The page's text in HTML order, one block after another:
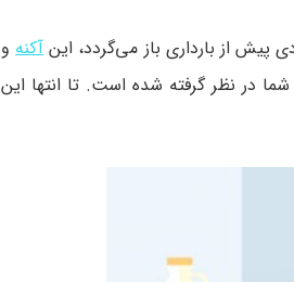
از بارداری باز می‌گردد، اینآکنهو
در نظر گرفته شده است. تا انتها این